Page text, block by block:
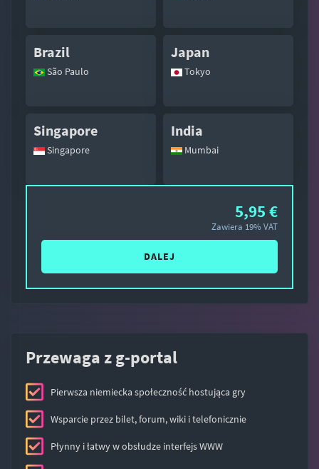
Brazil
São Paulo
Japan
Tokyo
Singapore
Singapore
India
Mumbai
5,95 €
Zawiera 19% VAT
DALEJ
Przewaga z g-portal
Pierwsza niemiecka społeczność hostująca gry
Wsparcie przez bilet, forum, wiki i telefonicznie
Płynny i łatwy w obsłudze interfejs WWW